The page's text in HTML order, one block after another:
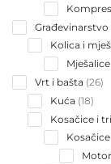
Građevinarstvo
Kolica i
Mješalice
Vrt i bašta 2626
Kuća 1818
Kosačice i
Kosačice